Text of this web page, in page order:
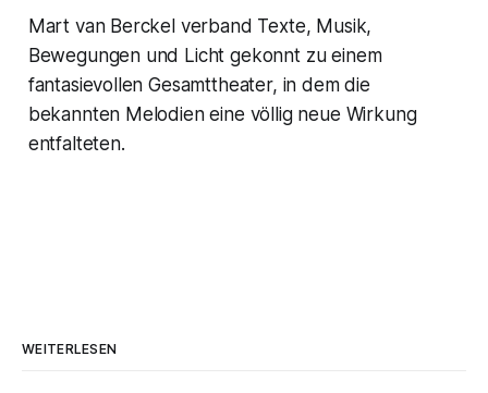
Mart van Berckel verband Texte, Musik,
Bewegungen und Licht gekonnt zu einem
fantasievollen Gesamttheater, in dem die
bekannten Melodien eine völlig neue Wirkung
entfalteten.
WEITERLESEN